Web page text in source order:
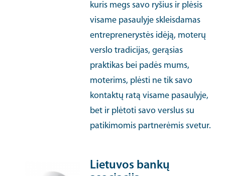
kuris megs savo ryšius ir plėsis
visame pasaulyje skleisdamas
entreprenerystės idėją, moterų
verslo tradicijas, gerąsias
praktikas bei padės mums,
moterims, plėsti ne tik savo
kontaktų ratą visame pasaulyje,
bet ir plėtoti savo verslus su
patikimomis partnerėmis svetur.
Lietuvos bankų